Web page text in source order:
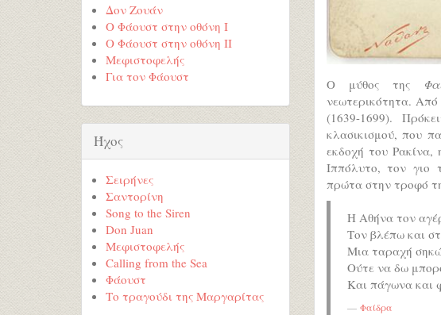
Ο μύθος της
νεωτερικότητα. Από
(1639-1699).
κλασικισμού, που
εκδοχή του
Ιππόλυτο, τον γιo
πρώτα στην τροφό
Η Αθήνα τον
Τον βλέπω και
Μια ταραχή
Ούτε να δω
Και πάγωνα και
Φαίδρα
Δον Ζουάν
Ο Φάουστ στην οθόνη Ι
Ο Φάουστ στην οθόνη ΙI
Μεφιστοφελής
Για τον Φάουστ
Ήχος
Σειρήνες
Σαντορίνη
Song to the Siren
Don Juan
Μεφιστοφελής
Calling from the Sea
Φάουστ
Το τραγούδι της Μαργαρίτας